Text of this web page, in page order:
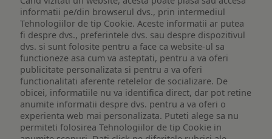
informatii pe/din browserul dvs., prin intermediul
Tehnologiilor de tip Cookie. Aceste informatii ar putea
fi despre dvs., preferintele dvs. sau despre dispozitivul
dvs. si sunt folosite pentru a face ca website-ul sa
functioneze asa cum va asteptati, pentru a va oferi
publicitate personalizata si pentru a va oferi
functionalitati aferente retelelor de socializare. De
obicei, informatiile nu va identifica direct, dar pot retine
anumite informatii despre dvs. pentru a va oferi o
experienta web mai personalizata. Puteti alege sa nu
permiteti folosirea Tehnologiilor de tip Cookie in